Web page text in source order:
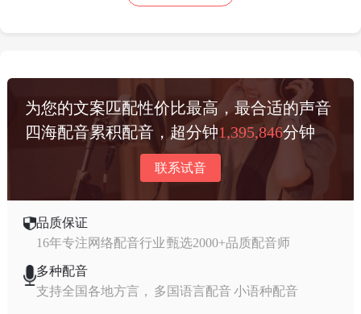
为您的文案匹配性价比最高，最合适的声音
四海配音累积配音，超分钟1,395,846分钟
联系试音
品质保证
16年专注网络配音行业 甄选2000+品质配音师
多种配音
支持全国各地方言， 多国语言配音 小语种配音